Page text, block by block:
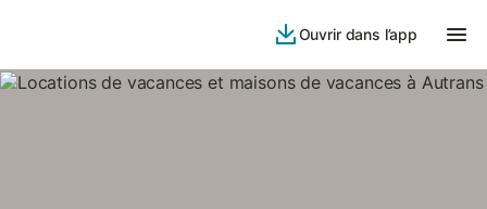
Ouvrir dans l’app